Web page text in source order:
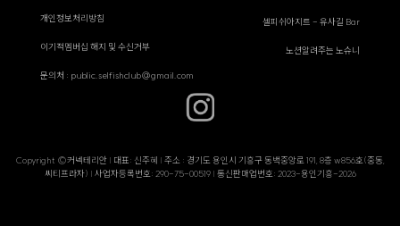
개인정보처리방침 셀피쉬아지트 - 유사길 Bar
이기적멤버십 해지 및 수신거부 노션알려주는 노슈니
문의처 : public.selfishclub@gmail.com
Copyright ©커넥테리안 | 대표: 신주혜 | 주소 : 경기도 용인시 기흥구 동백중앙로 191, 8층 w856호(중동,
씨티프라자) | 사업자등록번호: 290-75-00519 | 통신판매업번호: 2023-용인기흥-2026